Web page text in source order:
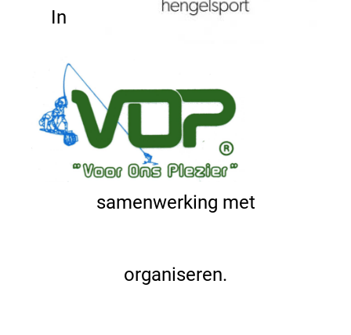
In
samenwerking met
organiseren.